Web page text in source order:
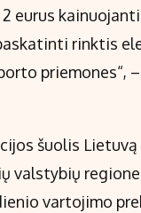
eurus
rinktis
priemones“,
šuolis
valstybių
vartojimo